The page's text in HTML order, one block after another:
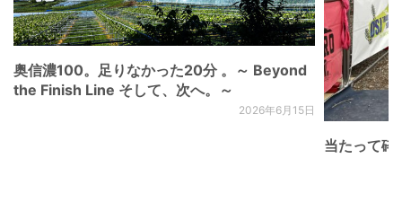
奥信濃100。足りなかった20分 。～ Beyond
the Finish Line そして、次へ。～
2026年6月15日
当たって砕